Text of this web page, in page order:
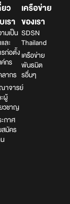
ยว
เรา
มเป็น
ละ
ก่อตั้ง
กร
ากร
าจารย์
ผู้
วชาญ
กาศ
มัคร
เครือข่าย
ของเรา
SDSN
Thailand
เครือข่าย
พันธมิต
รอื่นๆ